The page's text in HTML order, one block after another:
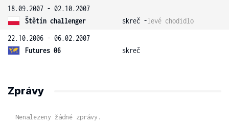
18.09.2007 - 02.10.2007
Štětín challenger
skreč -levé chodidlo
22.10.2006 - 06.02.2007
Futures 06
skreč
Zprávy
Nenalezeny žádné zprávy.